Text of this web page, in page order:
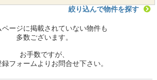
絞り込んで物件を探す
ページに掲載されていない物件も
多数ございます。
お手数ですが、
フォームよりお問合せ下さい。